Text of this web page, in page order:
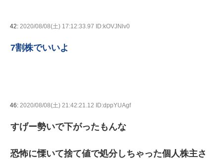
42: 2020/08/08(土) 17:12:33.97 ID:kOVJNlv0
7割株でいいよ
46: 2020/08/08(土) 21:42:21.12 ID:dppYUAgf
すげー勢いで下がったもんな
恐怖に慄いて捨て値で処分しちゃった個人株主さ